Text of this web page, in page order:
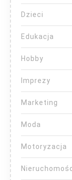
Dzieci
Edukacja
Hobby
Imprezy
Marketing
Moda
Motoryzacja